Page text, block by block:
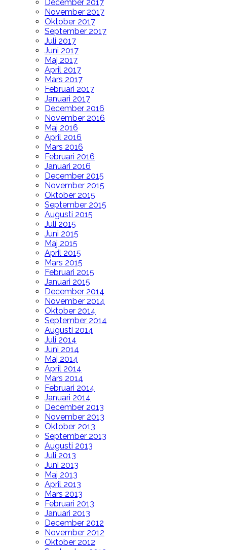
December 2017
November 2017
Oktober 2017
September 2017
Juli 2017
Juni 2017
Maj 2017
April 2017
Mars 2017
Februari 2017
Januari 2017
December 2016
November 2016
Maj 2016
April 2016
Mars 2016
Februari 2016
Januari 2016
December 2015
November 2015
Oktober 2015
September 2015
Augusti 2015
Juli 2015
Juni 2015
Maj 2015
April 2015
Mars 2015
Februari 2015
Januari 2015
December 2014
November 2014
Oktober 2014
September 2014
Augusti 2014
Juli 2014
Juni 2014
Maj 2014
April 2014
Mars 2014
Februari 2014
Januari 2014
December 2013
November 2013
Oktober 2013
September 2013
Augusti 2013
Juli 2013
Juni 2013
Maj 2013
April 2013
Mars 2013
Februari 2013
Januari 2013
December 2012
November 2012
Oktober 2012